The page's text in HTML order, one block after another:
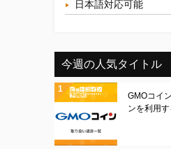
日本語対応可能
今週の人気タイトル
GMOコイ
ンを利用